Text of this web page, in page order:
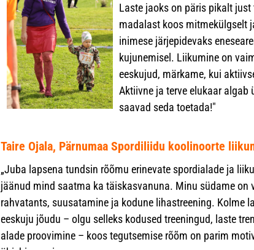
Laste jaoks on päris pikalt
madalast koos mitmekülgselt
inimese järjepidevaks
kujunemisel. Liikumine on
eeskujud, märkame, kui
Aktiivne ja terve elukaar
saavad seda toetada!"
Taire Ojala, Pärnumaa Spordiliidu koolinoorte
„Juba lapsena tundsin rõõmu erinevate spordialade ja
jäänud mind saatma ka täiskasvanuna. Minu südame on
rahvatants, suusatamine ja kodune lihastreening. Kolme
eeskuju jõudu – olgu selleks kodused treeningud, laste
alade proovimine – koos tegutsemise rõõm on parim